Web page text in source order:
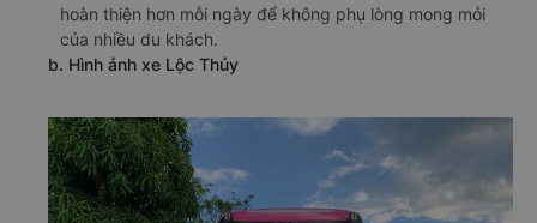
hoàn thiện hơn mỗi ngày để không phụ lòng mong mỏi
của nhiều du khách.
b. Hình ảnh xe Lộc Thủy